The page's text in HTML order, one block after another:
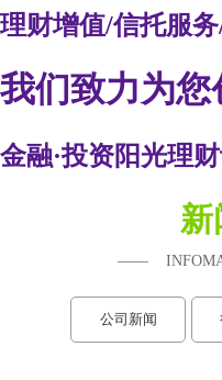
理财增值/信托服
我们致力为您
金融·投资阳光理
领先的金融服
金钱豹
新
——
公司新闻